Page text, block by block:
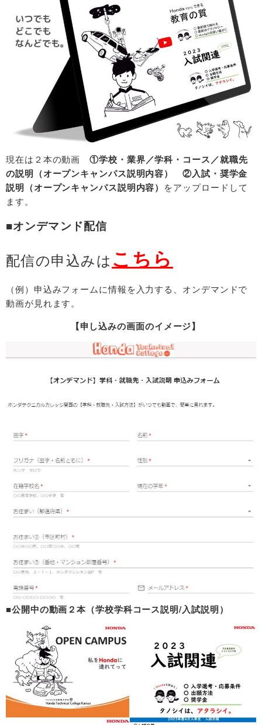
現在は２本の動画①学校・業界／学科・コース／就職先
の説明（オープンキャンパス説明内容） ②入試・奨学金
説明（オープンキャンパス説明内容） をアップロードして
ます。
■オンデマンド配信
配信の申込みは こちら
（例）申込みフォームに情報を入力する、オンデマンドで
動画が見れます。
【申し込みの画面のイメージ】
■公開中の動画２本（学校学科コース説明/入試説明）